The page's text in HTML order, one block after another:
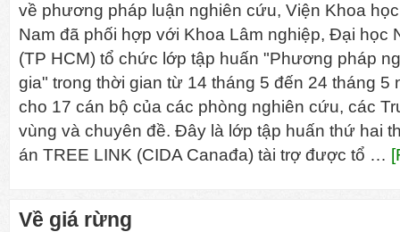
về phương pháp luận nghiên cứu, Viện Khoa
Nam đã phối hợp với Khoa Lâm nghiệp, Đại học
(TP HCM) tổ chức lớp tập huấn "Phương pháp
gia" trong thời gian từ 14 tháng 5 đến 24 tháng 5
cho 17 cán bộ của các phòng nghiên cứu, các
vùng và chuyên đề. Đây là lớp tập huấn thứ hai
án TREE LINK (CIDA Canađa) tài trợ được tổ …
Về giá rừng